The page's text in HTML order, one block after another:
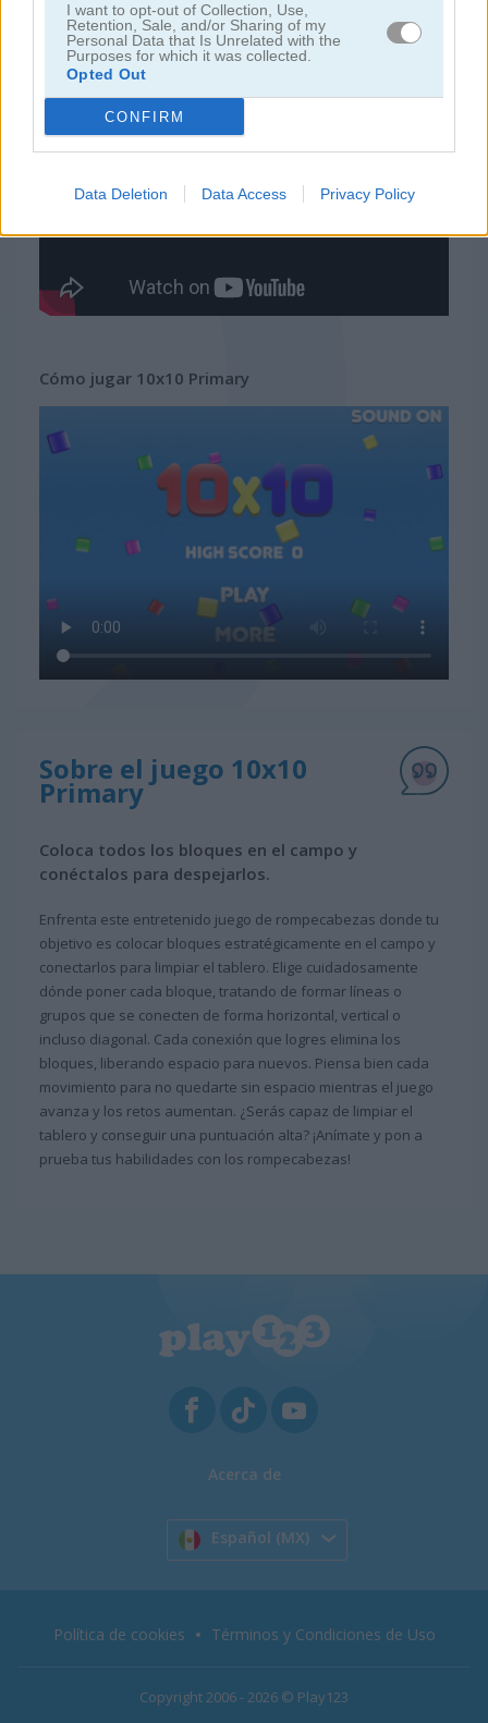
I want to opt-out of Collection, Use,
Retention, Sale, and/or Sharing of my
Personal Data that Is Unrelated with the
Purposes for which it was collected.
Opted Out
CONFIRM
Data Deletion Data Access Privacy Policy
juegos gratis juegos puzzle 10x10 primary
Video del juego
Cómo jugar 10x10 Primary
Sobre el juego 10x10
Primary
Coloca todos los bloques en el campo y
conéctalos para despejarlos.
Enfrenta este entretenido juego de rompecabezas donde tu
objetivo es colocar bloques estratégicamente en el campo y
conectarlos para limpiar el tablero. Elige cuidadosamente
dónde poner cada bloque, tratando de formar líneas o
grupos que se conecten de forma horizontal, vertical o
incluso diagonal. Cada conexión que logres elimina los
bloques, liberando espacio para nuevos. Piensa bien cada
movimiento para no quedarte sin espacio mientras el juego
avanza y los retos aumentan. ¿Serás capaz de limpiar el
tablero y conseguir una puntuación alta? ¡Anímate y pon a
prueba tus habilidades con los rompecabezas!
Acerca de
Español (MX)
Copyright 2006 - 2026 © Play123
Política de cookies Términos y Condiciones de Uso